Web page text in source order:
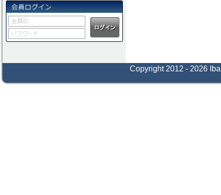
Copyright 2012 - 2026